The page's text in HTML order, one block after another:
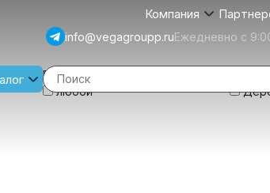
Компания
info@vegagroupp.ruЕжедневно с
Возраст
любой